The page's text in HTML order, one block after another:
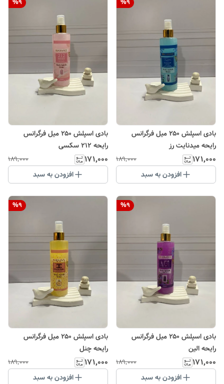
%9
بادی اسپلش ۲۵۰ میل فرگرانس
رایحه میدنایت رز
۱۷۱٬۰۰۰ ۱۸۹٬۰۰۰
افزودن به سبد
%9
بادی اسپلش ۲۵۰ میل فرگرانس
رایحه ۲۱۲ سکسی
۱۷۱٬۰۰۰ ۱۸۹٬۰۰۰
افزودن به سبد
%9
بادی اسپلش ۲۵۰ میل فرگرانس
رایحه الین
۱۷۱٬۰۰۰ ۱۸۹٬۰۰۰
افزودن به سبد
%9
بادی اسپلش ۲۵۰ میل فرگرانس
رایحه چنل
۱۷۱٬۰۰۰ ۱۸۹٬۰۰۰
افزودن به سبد